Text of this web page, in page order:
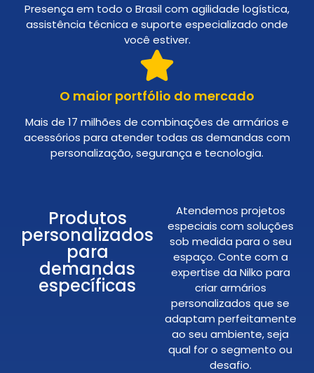
Presença em todo o Brasil com agilidade logística,
assistência técnica e suporte especializado onde
você estiver.
O maior portfólio do mercado
Mais de 17 milhões de combinações de armários e
acessórios para atender todas as demandas com
personalização, segurança e tecnologia.
Produtos
personalizados
para
demandas
específicas
Atendemos projetos
especiais com soluções
sob medida para o seu
espaço. Conte com a
expertise da Nilko para
criar armários
personalizados que se
adaptam perfeitamente
ao seu ambiente, seja
qual for o segmento ou
desafio.